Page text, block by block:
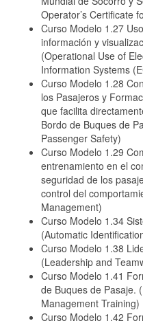
Operator’s Certificate
Curso Modelo 1.27
información y
(Operational Use of
Information Systems
Curso Modelo 1.28
los Pasajeros y
que facilita
Bordo de Buques de
Passenger Safety)
Curso Modelo 1.29
entrenamiento en el
seguridad de los
control del
Management)
Curso Modelo 1.34
(Automatic
Curso Modelo 1.38
(Leadership and
Curso Modelo 1.41
de Buques de Pasaje.
Management Training)
Curso Modelo 1.42